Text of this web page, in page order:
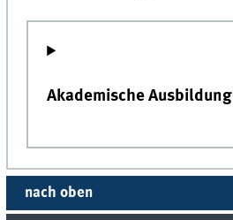
Akademische Ausbildung
nach oben